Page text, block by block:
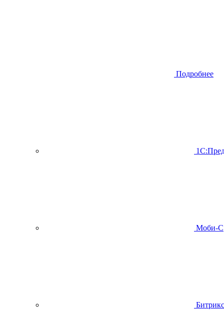
Подробнее
Моби-С
Битрикс